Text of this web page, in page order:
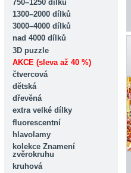
750–1250 dílků
1300–2000 dílků
3000–4000 dílků
nad 4000 dílků
3D puzzle
AKCE (sleva až 40 %)
čtvercová
dětská
dřevěná
extra velké dílky
fluorescentní
hlavolamy
kolekce Znamení
zvěrokruhu
kruhová